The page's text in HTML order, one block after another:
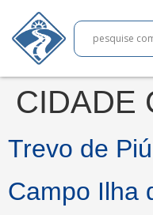
CIDADE
Trevo de
Campo Ilha